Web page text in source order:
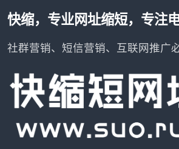
快缩，专业网址缩短，专注电
社群营销、短信营销、互联网推广